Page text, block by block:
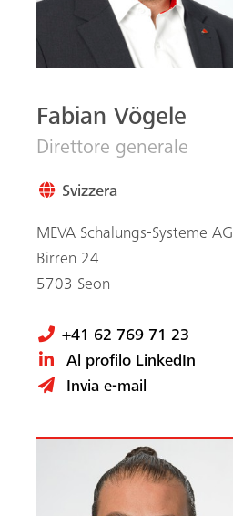
Fabian Vögele
Direttore generale
Svizzera
MEVA Schalungs-Systeme AG
Birren 24
5703 Seon
+41 62 769 71 23
Al profilo LinkedIn
Invia e-mail